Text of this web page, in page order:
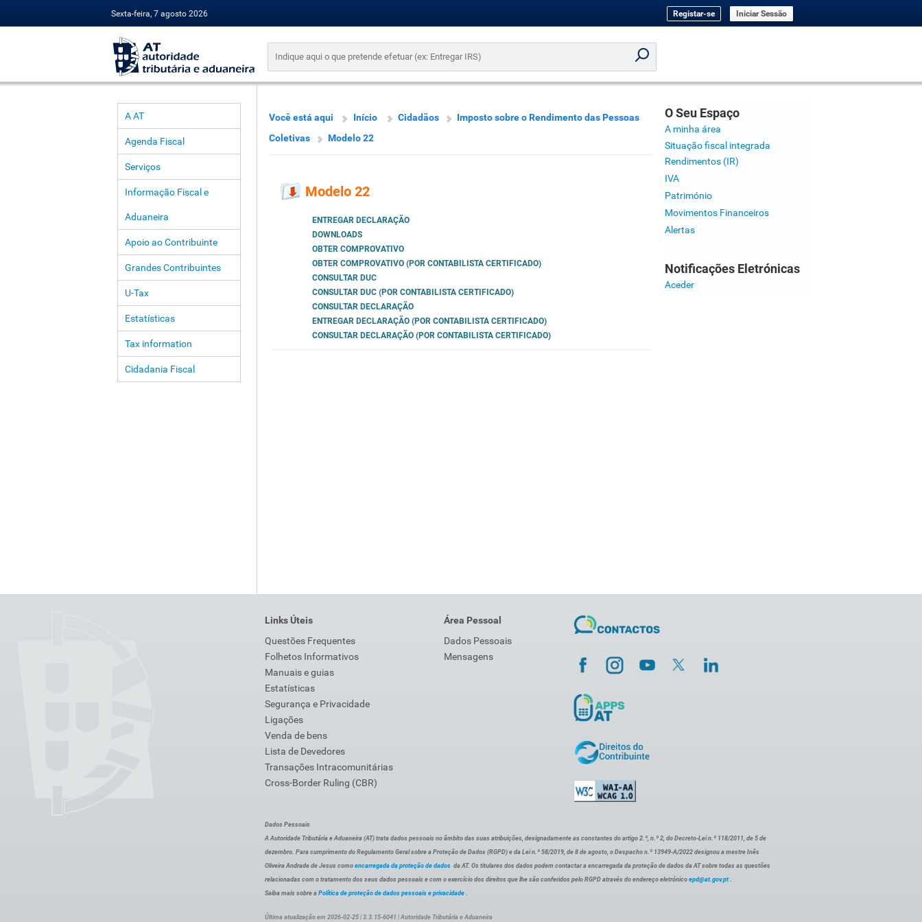
Sexta-feira, 7 agosto 2026 Registar-se Iniciar Sessão
A AT
Agenda Fiscal
Serviços
Informação Fiscal e
Aduaneira
Apoio ao Contribuinte
Grandes Contribuintes
U-Tax
Estatísticas
Tax information
Cidadania Fiscal
Você está aqui Início Cidadãos
Imposto sobre o Rendimento das Pessoas
Coletivas
Modelo 22
Modelo 22
ENTREGAR DECLARAÇÃO
DOWNLOADS
OBTER COMPROVATIVO
OBTER COMPROVATIVO (POR CONTABILISTA CERTIFICADO)
CONSULTAR DUC
CONSULTAR DUC (POR CONTABILISTA CERTIFICADO)
CONSULTAR DECLARAÇÃO
ENTREGAR DECLARAÇÃO (POR CONTABILISTA CERTIFICADO)
CONSULTAR DECLARAÇÃO (POR CONTABILISTA CERTIFICADO)
O Seu Espaço
A minha área
Situação fiscal integrada
Rendimentos (IR)
IVA
Património
Movimentos Financeiros
Alertas
Notificações Eletrónicas
Aceder
Links Úteis
Questões Frequentes
Folhetos Informativos
Manuais e guias
Estatísticas
Segurança e Privacidade
Ligações
Venda de bens
Lista de Devedores
Transações Intracomunitárias
Cross-Border Ruling (CBR)
Área Pessoal
Dados Pessoais
Mensagens
Dados Pessoais
A Autoridade Tributária e Aduaneira (AT) trata dados pessoais no âmbito das suas atribuições, designadamente as constantes do artigo 2.º, n.º 2, do Decreto-Lei n.º 118/2011, de 5 de
dezembro. Para cumprimento do Regulamento Geral sobre a Proteção de Dados (RGPD) e da Lei n.º 58/2019, de 8 de agosto, o Despacho n.º 13949-A/2022 designou a mestre Inês
Oliveira Andrade de Jesus como encarregada da proteção de dados da AT. Os titulares dos dados podem contactar a encarregada da proteção de dados da AT sobre todas as questões
relacionadas com o tratamento dos seus dados pessoais e com o exercício dos direitos que lhe são conferidos pelo RGPD através do endereço eletrónico epd@at.gov.pt .
Saiba mais sobre a Política de proteção de dados pessoais e privacidade .
Última atualização em 2026-02-25 | 3.3.15-6041 | Autoridade Tributária e Aduaneira